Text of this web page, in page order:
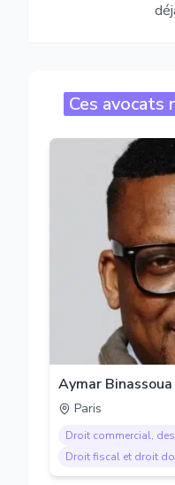
Ces avocats
Aymar Binassoua
Paris
Droit commercial,
Droit fiscal et droit